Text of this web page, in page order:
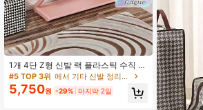
1개 4단 Z형 신발 랙 플라스틱 수직 수
납 선반 다기능 대용량 쉬운 조립 자립
형 도구 불필요 복도 침실 기숙사 공간
절약
#5 TOP 3위 에서 기타 신발 정리용품
5,750원 -29% 마지막 2일